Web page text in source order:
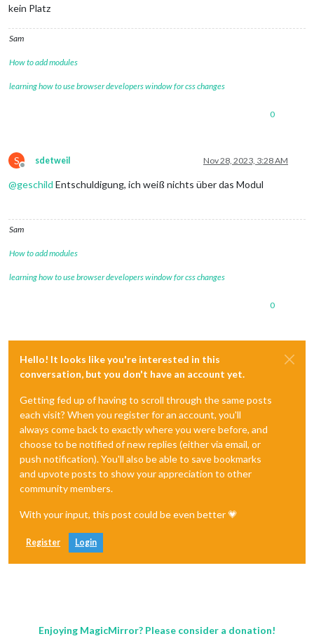
kein Platz
Sam
How to add modules
learning how to use browser developers window for css changes
0
S
Offline
sdetweil Nov 28, 2023, 3:28 AM
@geschild Entschuldigung, ich weiß nichts über das Modul
Sam
How to add modules
learning how to use browser developers window for css changes
0
Hello! It looks like you're interested in this
conversation, but you don't have an account yet.
Getting fed up of having to scroll through the same posts
each visit? When you register for an account, you'll
always come back to exactly where you were before, and
choose to be notified of new replies (either via email, or
push notification). You'll also be able to save bookmarks
and upvote posts to show your appreciation to other
community members.
With your input, this post could be even better 💗
Register Login
Enjoying MagicMirror? Please consider a donation!